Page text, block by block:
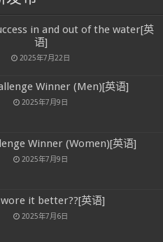
in and out of the water[英
语]
2025年7月22日
Winner (Men)[英语]
2025年7月9日
Winner (Women)[英语]
2025年7月9日
it better??[英语]
2025年7月6日